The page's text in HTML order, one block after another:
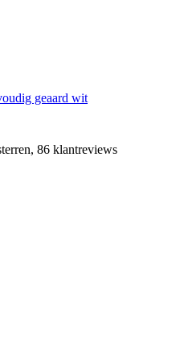
geaard wit
86 klantreviews